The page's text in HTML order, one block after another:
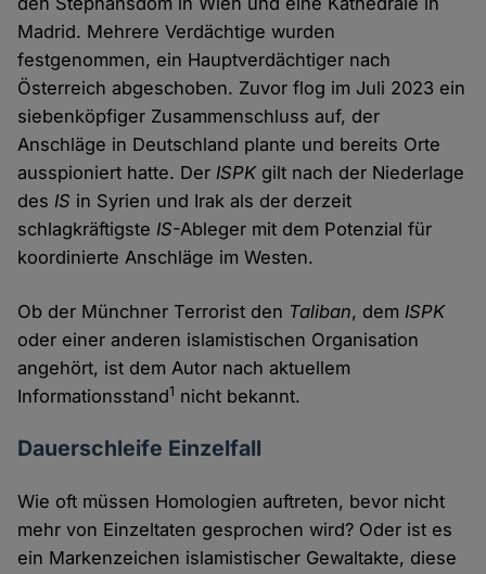
Madrid. Mehrere Verdächtige wurden
festgenommen, ein Hauptverdächtiger nach
Österreich abgeschoben. Zuvor flog im Juli 2023 ein
siebenköpfiger Zusammenschluss auf, der
Anschläge in Deutschland plante und bereits Orte
ausspioniert hatte. DerISPKgilt nach der Niederlage
desIS in Syrien und Irak als der derzeit
schlagkräftigsteIS-Ableger mit dem Potenzial für
koordinierte Anschläge im Westen.
Ob der Münchner Terrorist den Taliban, demISPK
oder einer anderen islamistischen Organisation
angehört, ist dem Autor nach aktuellem
Informationsstand1 nicht bekannt.
Dauerschleife Einzelfall
Wie oft müssen Homologien auftreten, bevor nicht
mehr von Einzeltaten gesprochen wird? Oder ist es
ein Markenzeichen islamistischer Gewaltakte, diese